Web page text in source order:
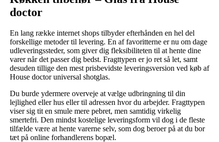
doctor
En lang række internet shops tilbyder efterhånden en hel del
forskellige metoder til levering. En af favoritterne er nu om dage
udleveringssteder, som giver dig fleksibiliteten til at hente dine
varer når det passer dig bedst. Fragttypen er jo ret så let, samt
desuden tillige den mest prisbevidste leveringsversion ved køb af
House doctor universal shotglas.
Du burde ydermere overveje at vælge udbringning til din
lejlighed eller hus eller til adressen hvor du arbejder. Fragttypen
viser sig tit en smule mere pebret, men samtidig virkelig
smertefri. Den mindst kostelige leveringsform vil dog i de fleste
tilfælde være at hente varerne selv, som dog beroer på at du bor
tæt på online forhandlerens bopæl.